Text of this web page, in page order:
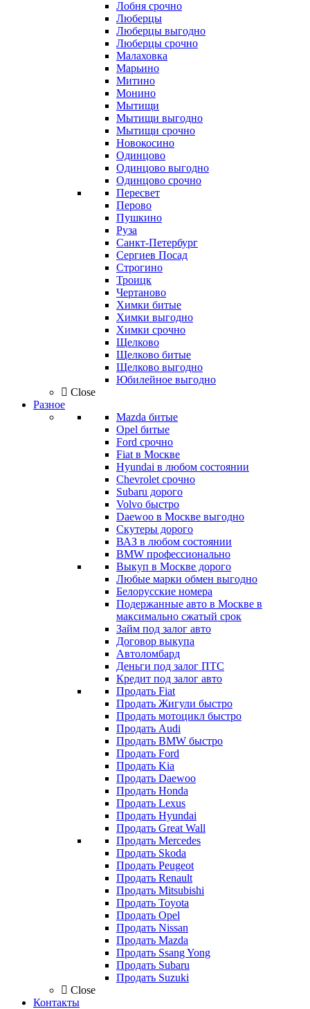
Лобня срочно
Люберцы
Люберцы выгодно
Люберцы срочно
Малаховка
Марьино
Митино
Монино
Мытищи
Мытищи выгодно
Мытищи срочно
Новокосино
Одинцово
Одинцово выгодно
Одинцово срочно
Пересвет
Перово
Пушкино
Руза
Санкт-Петербург
Сергиев Посад
Строгино
Троицк
Чертаново
Химки битые
Химки выгодно
Химки срочно
Щелково
Щелково битые
Щелково выгодно
Юбилейное выгодно
Close
Разное
Mazda битые
Opel битые
Ford срочно
Fiat в Москве
Hyundai в любом состоянии
Chevrolet срочно
Subaru дорого
Volvo быстро
Daewoo в Москве выгодно
Скутеры дорого
ВАЗ в любом состоянии
BMW профессионально
Выкуп в Москве дорого
Любые марки обмен выгодно
Белорусские номера
Подержанные авто в Москве в
максимально сжатый срок
Займ под залог авто
Договор выкупа
Автоломбард
Деньги под залог ПТС
Кредит под залог авто
Продать Fiat
Продать Жигули быстро
Продать мотоцикл быстро
Продать Audi
Продать BMW быстро
Продать Ford
Продать Kia
Продать Daewoo
Продать Honda
Продать Lexus
Продать Hyundai
Продать Great Wall
Продать Mercedes
Продать Skoda
Продать Peugeot
Продать Renault
Продать Mitsubishi
Продать Toyota
Продать Opel
Продать Nissan
Продать Mazda
Продать Ssang Yong
Продать Subaru
Продать Suzuki
Close
Контакты